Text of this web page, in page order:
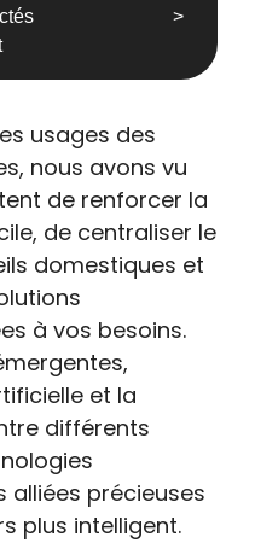
usages des
nous avons vu
de renforcer la
de centraliser le
domestiques et
à vos besoins.
et la
différents
alliées précieuses
plus intelligent.